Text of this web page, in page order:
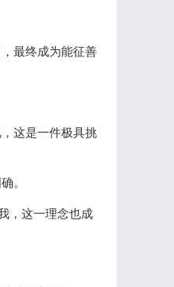
最终成为能征善
这是一件极具挑
。
，这一理念也成